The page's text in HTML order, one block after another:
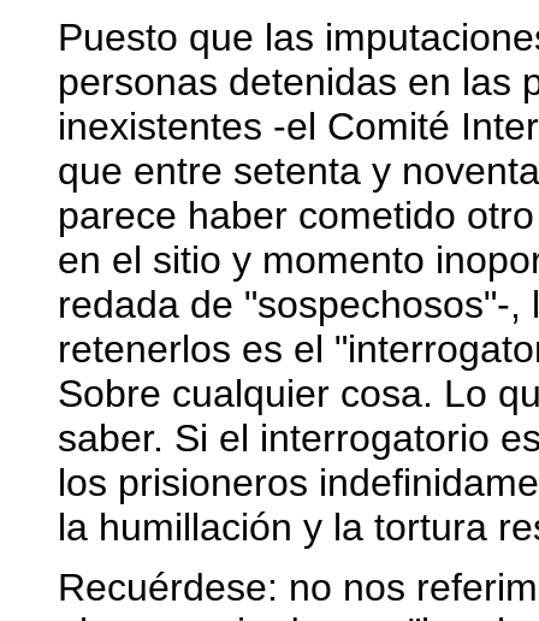
Puesto que las
personas detenidas en las
inexistentes -el Comité
que entre setenta y
parece haber cometido
en el sitio y momento
redada de "sospechosos"-
retenerlos es el
Sobre cualquier cosa. Lo
saber. Si el interrogatorio
los prisioneros
la humillación y la tortura
Recuérdese: no nos